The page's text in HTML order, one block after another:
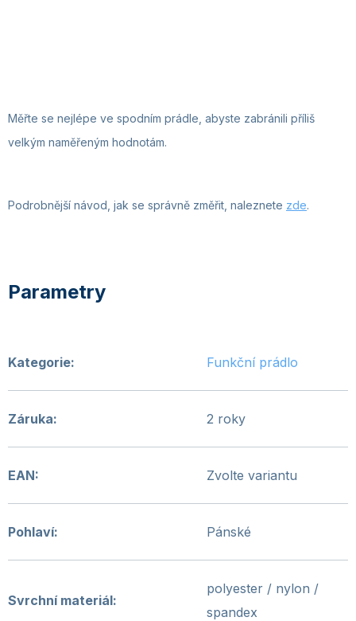
Měřte se nejlépe ve spodním prádle, abyste zabránili příliš
velkým naměřeným hodnotám.
Podrobnější návod, jak se správně změřit, naleznete zde.
Kategorie: Funkční prádlo
Záruka: 2 roky
EAN: Zvolte variantu
Pohlaví: Pánské
Svrchní materiál:
polyester / nylon /
spandex